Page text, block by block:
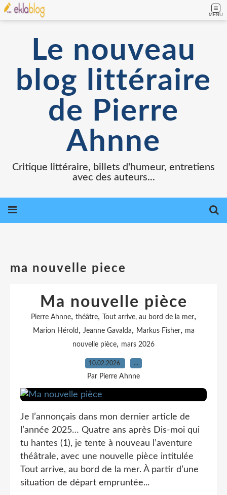
MENU
Le nouveau
blog littéraire
de Pierre
Ahnne
Critique littéraire, billets d'humeur, entretiens
avec des auteurs...
ma nouvelle piece
Ma nouvelle pièce
Pierre Ahnne, théâtre, Tout arrive, au bord de la mer,
Marion Hérold , Jeanne Gavalda, Markus Fisher, ma
nouvelle pièce, mars 2026
10.02.2026 …
Par Pierre Ahnne
Je l’annonçais dans mon dernier article de
l’année 2025… Quatre ans après Dis-moi qui
tu hantes (1), je tente à nouveau l’aventure
théâtrale, avec une nouvelle pièce intitulée
Tout arrive, au bord de la mer. À partir d’une
situation de départ empruntée...